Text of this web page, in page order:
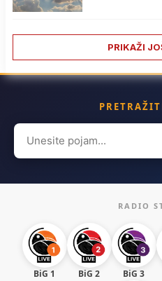
PRIKAŽI
Search
for:
RADIO
BiG 1 BiG 2 BiG 3